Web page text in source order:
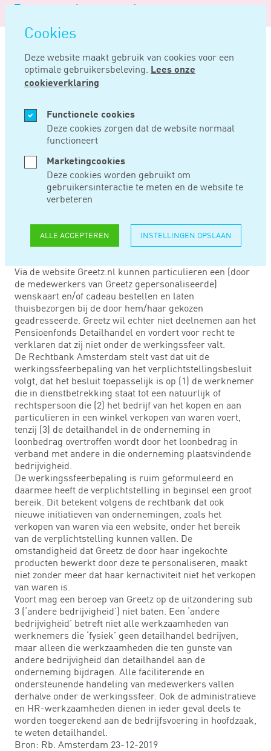
overslaan
Cookies
Deze website maakt gebruik van cookies voor een
optimale gebruikersbeleving. Lees onze
cookieverklaring
Functionele cookies
Deze cookies zorgen dat de website normaal
functioneert
Marketingcookies
Deze cookies worden gebruikt om
gebruikersinteractie te meten en de website te
verbeteren
ALLE ACCEPTEREN INSTELLINGEN OPSLAAN
Logo
Noord
Negentig
Home Nieuws
FEB 27, 2020
GREETZ VALT
ONDER
WERKINGSSFEER
BPF DETAILHANDEL
Via de website Greetz.nl kunnen particulieren een (door
de medewerkers van Greetz gepersonaliseerde)
wenskaart en/of cadeau bestellen en laten
thuisbezorgen bij de door hem/haar gekozen
geadresseerde. Greetz wil echter niet deelnemen aan het
Pensioenfonds Detailhandel en vordert voor recht te
verklaren dat zij niet onder de werkingssfeer valt.
De Rechtbank Amsterdam stelt vast dat uit de
werkingssfeerbepaling van het verplichtstellingsbesluit
volgt, dat het besluit toepasselijk is op (1) de werknemer
die in dienstbetrekking staat tot een natuurlijk of
rechtspersoon die (2) het bedrijf van het kopen en aan
particulieren in een winkel verkopen van waren voert,
tenzij (3) de detailhandel in de onderneming in
loonbedrag overtroffen wordt door het loonbedrag in
verband met andere in die onderneming plaatsvindende
bedrijvigheid.
De werkingssfeerbepaling is ruim geformuleerd en
daarmee heeft de verplichtstelling in beginsel een groot
bereik. Dit betekent volgens de rechtbank dat ook
nieuwe initiatieven van ondernemingen, zoals het
verkopen van waren via een website, onder het bereik
van de verplichtstelling kunnen vallen. De
omstandigheid dat Greetz de door haar ingekochte
producten bewerkt door deze te personaliseren, maakt
niet zonder meer dat haar kernactiviteit niet het verkopen
van waren is.
Voort mag een beroep van Greetz op de uitzondering sub
3 (‘andere bedrijvigheid’) niet baten. Een ‘andere
bedrijvigheid’ betreft niet alle werkzaamheden van
werknemers die ‘fysiek’ geen detailhandel bedrijven,
maar alleen die werkzaamheden die ten gunste van
andere bedrijvigheid dan detailhandel aan de
onderneming bijdragen. Alle faciliterende en
ondersteunende handeling van medewerkers vallen
derhalve onder de werkingssfeer. Ook de administratieve
en HR-werkzaamheden dienen in ieder geval deels te
worden toegerekend aan de bedrijfsvoering in hoofdzaak,
te weten detailhandel.
Bron: Rb. Amsterdam 23-12-2019